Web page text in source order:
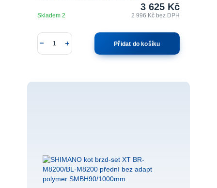
3 625 Kč
2 996 Kčbez DPH
Skladem 2
Přidat do košíku